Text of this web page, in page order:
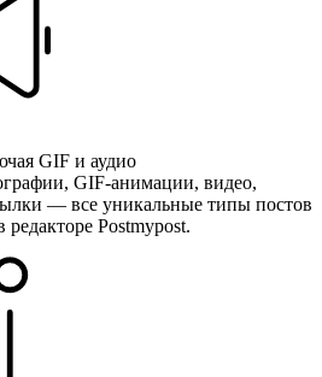
GIF и аудио
GIF-анимации, видео,
— все уникальные типы постов
Postmypost.